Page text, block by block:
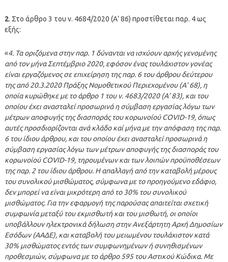
2. Στο άρθρο 3 του ν. 4684/2020 (Α’ 86) προστίθεται παρ. 4 ως
εξής:
«4. Τα οριζόμενα στην παρ. 1 δύνανται να ισχύουν αρχής γενομένης
από τον μήνα Σεπτέμβριο 2020, εφόσον ένας τουλάχιστον γονέας
είναι εργαζόμενος σε επιχείρηση της παρ. 6 του άρθρου δεύτερου
της από 20.3.2020 Πράξης Νομοθετικού Περιεχομένου (Α’ 68), η
οποία κυρώθηκε με το άρθρο 1 του ν. 4683/2020 (Α’ 83), και του
οποίου έχει ανασταλεί προσωρινά η σύμβαση εργασίας λόγω των
μέτρων αποφυγής της διασποράς του κορωνοίού COVID-19, όπως
αυτές προσδιορίζονται ανά κλάδο καί μήνα με την απόφαση της παρ.
6 του ίδιου άρθρου, και του οποίου έχει ανασταλεί προσωρινά η
σύμβαση εργασίας λόγω των μέτρων αποφυγής της διασποράς του
κορωνοίού COVID-19, τηρουμένων και των λοιπών προϋποθέσεων
της παρ. 2 του ίδιου άρθρου. Η απαλλαγή από την καταβολή μέρους
του συνολικού μισθώματος, σύμφωνα με το προηγούμενο εδάφιο,
δεν μπορεί να είναι μικρότερη από το 30% του συνολικού
μισθώματος. Για την εφαρμογή της παρούσας απαιτείται σχετική
συμφωνία μεταξύ του εκμισθωτή και του μισθωτή, οι οποίοι
υποβάλλουν ηλεκτρονικά δήλωση στην Ανεξάρτητη Αρχή Δημοσίων
Εσόδων (ΑΑΔΕ), και καταβολή του μειωμένου τουλάχιστον κατά
30% μισθώματος εντός των συμφωνημένων ή συνηθισμένων
προθεσμιών, σύμφωνα με το άρθρο 595 του Αστικού Κώδικα. Με